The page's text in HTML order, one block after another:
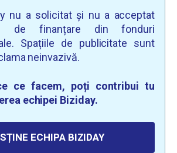
nu a solicitat și nu a acceptat
de finanțare din fonduri
Spațiile de publicitate sunt
neinvazivă.
ce facem, poți contribui tu
echipei Biziday.
ECHIPA BIZIDAY